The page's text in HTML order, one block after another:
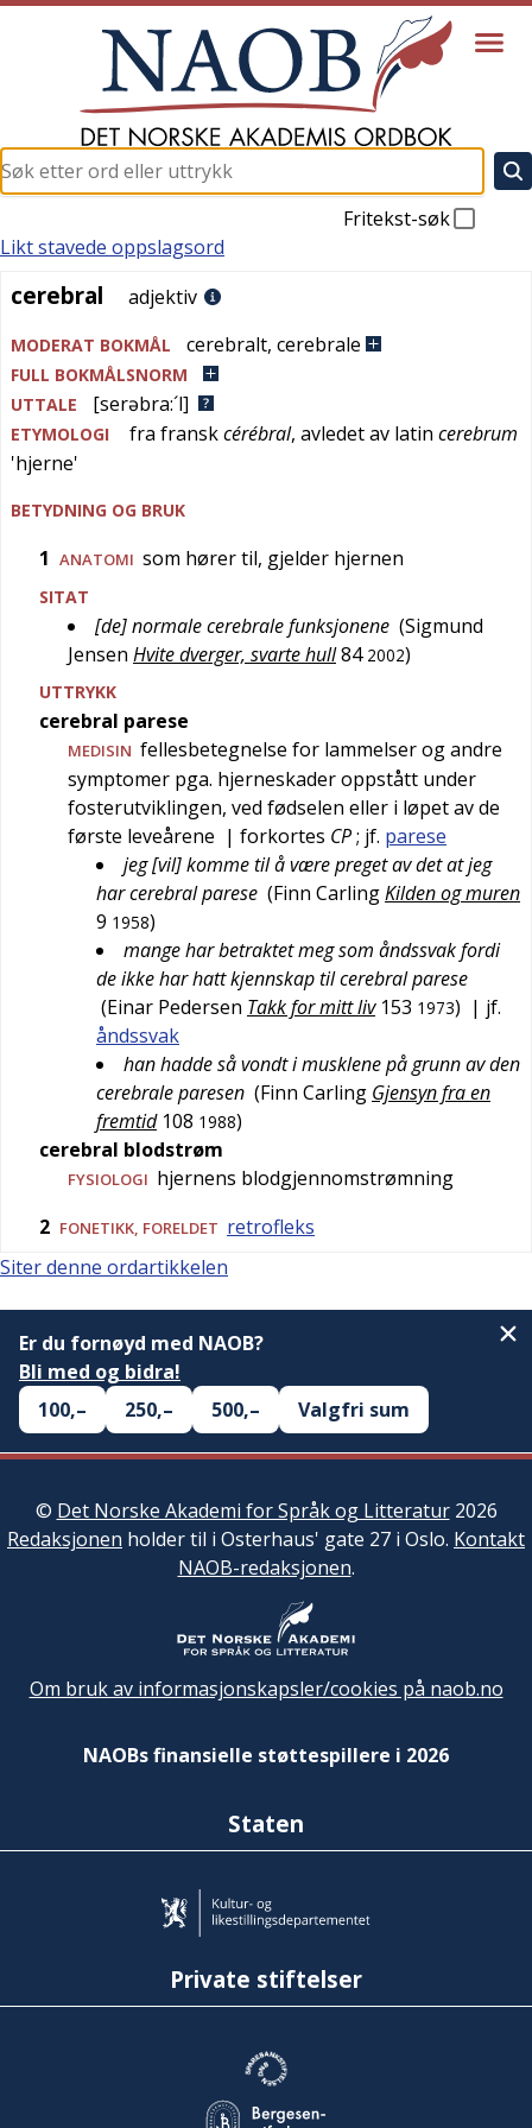
Fritekst-søk
cerebral
Likt stavede oppslagsord
cerebral adjektiv
MODERAT BOKMÅL cerebralt, cerebrale
FULL BOKMÅLSNORM
UTTALE
[serəbra:´l]
ETYMOLOGI fra franskcérébral, avledet av latin cerebrum
'hjerne'
BETYDNING OG BRUK
1 ANATOMI som hører til, gjelder hjernen
SITAT
[de] normale cerebrale funksjonene (Sigmund
Jensen Hvite dverger, svarte hull84 2002)
UTTRYKK
cerebral parese
MEDISIN fellesbetegnelse for lammelser og andre
symptomer pga. hjerneskader oppstått under
fosterutviklingen, ved fødselen eller i løpet av de
første leveårene | forkortes CP; jf. parese
jeg [vil] komme til å være preget av det at jeg
har cerebral parese (Finn CarlingKilden og muren
9 1958)
mange har betraktet meg som åndssvak fordi
de ikke har hatt kjennskap til cerebral parese
(Einar Pedersen Takk for mitt liv 153 1973) | jf.
åndssvak
han hadde så vondt i musklene på grunn av den
cerebrale paresen (Finn Carling Gjensyn fra en
fremtid 108 1988)
cerebral blodstrøm
FYSIOLOGI hjernens blodgjennomstrømning
2 FONETIKK, FORELDET retrofleks
Siter denne ordartikkelen
Er du fornøyd med NAOB?
Bli med og bidra!
100,–
250,– 500,– Valgfri sum
© Det Norske Akademi for Språk og Litteratur2026
Redaksjonen holder til i Osterhaus' gate 27 i Oslo. Kontakt
NAOB-redaksjonen.
Om bruk av informasjonskapsler/cookies på naob.no
NAOBs finansielle støttespillere i 2026
Staten
Private stiftelser